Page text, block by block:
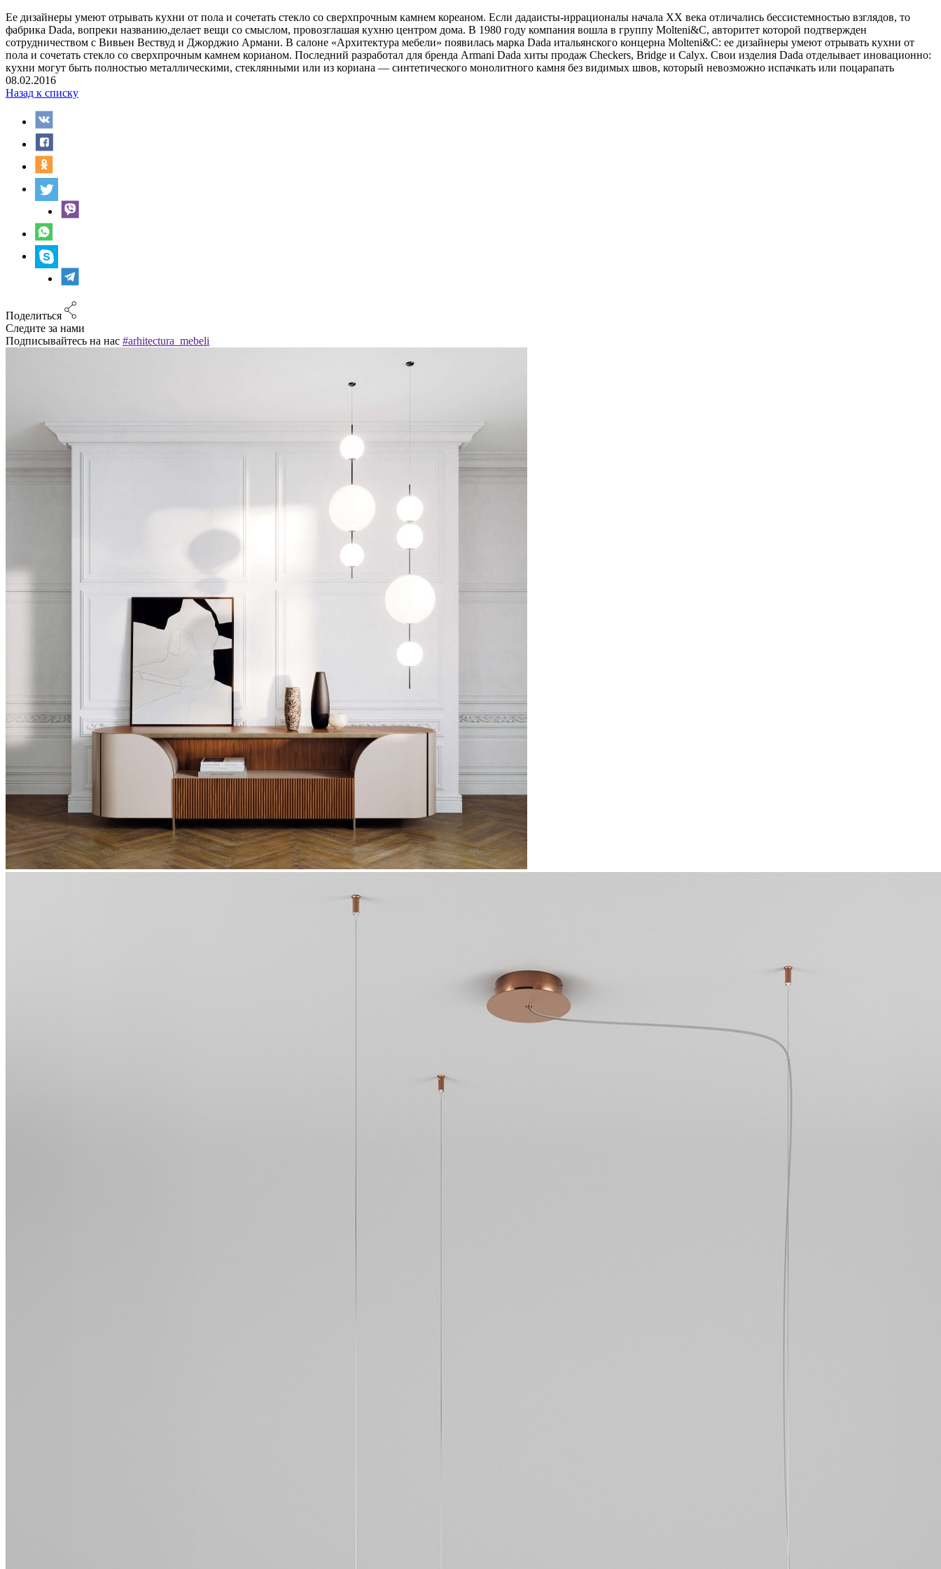
Ее дизайнеры умеют отрывать кухни от пола и сочетать стекло со сверхпрочным камнем кореаном. Если дадаисты-иррационалы начала XX века отличались бессистемностью взглядов, то
фабрика Dada, вопреки названию,делает вещи со смыслом, провозглашая кухню центром дома. В 1980 году компания вошла в группу Molteni&C, авторитет которой подтвержден
сотрудничеством с Вивьен Вествуд и Джорджио Армани. В салоне «Архитектура мебели» появилась марка Dada итальянского концерна Molteni&C: ее дизайнеры умеют отрывать кухни от
пола и сочетать стекло со сверхпрочным камнем корианом. Последний разработал для бренда Armani Dada хиты продаж Checkers, Bridge и Calyx. Свои изделия Dada отделывает иновационно:
кухни могут быть полностью металлическими, стеклянными или из кориана — синтетического монолитного камня без видимых швов, который невозможно испачкать или поцарапать
08.02.2016
Назад к списку
Поделиться
Следите за нами
Подписывайтесь на нас #arhitectura_mebeli